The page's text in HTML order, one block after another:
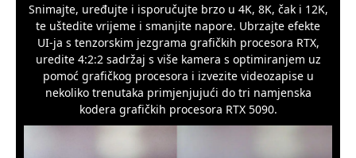
Snimajte, uređujte i isporučujte brzo u 4K, 8K, čak i 12K,
te uštedite vrijeme i smanjite napore. Ubrzajte efekte
UI-ja s tenzorskim jezgrama grafičkih procesora RTX,
uredite 4:2:2 sadržaj s više kamera s optimiranjem uz
pomoć grafičkog procesora i izvezite videozapise u
nekoliko trenutaka primjenjujući do tri namjenska
kodera grafičkih procesora RTX 5090.